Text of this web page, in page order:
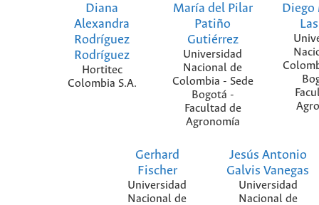
Diana
Alexandra
Rodríguez
Rodríguez
Hortitec
Colombia S.A.
María del Pilar
Patiño
Gutiérrez
Universidad
Nacional de
Colombia - Sede
Bogotá -
Facultad de
Agronomía
Diego
Gerhard
Fischer
Universidad
Nacional de
Jesús Antonio
Galvis Vanegas
Universidad
Nacional de